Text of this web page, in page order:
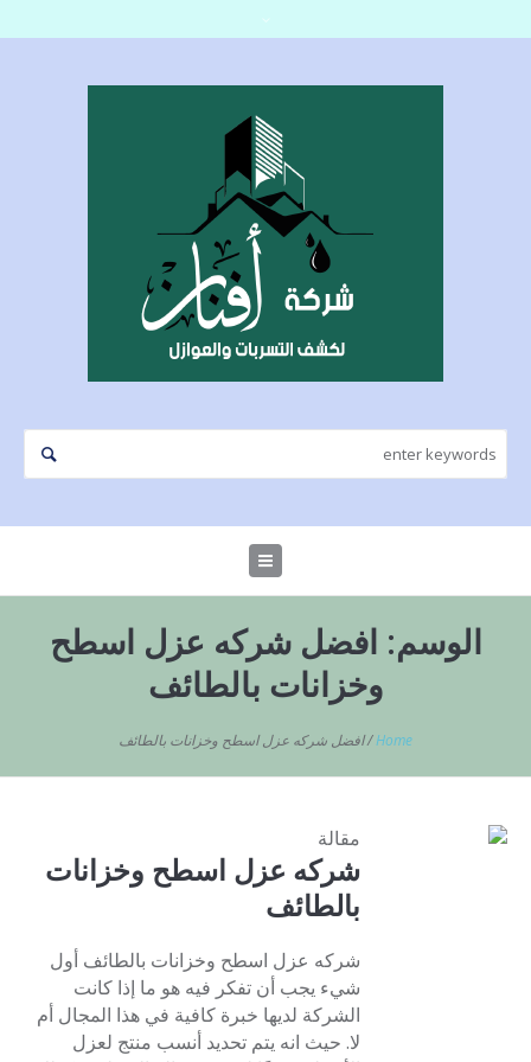
الوسم: افضل شركه عزل اسطح
وخزانات بالطائف
Home
/افضل شركه عزل اسطح وخزانات بالطائف
مقالة
شركه عزل اسطح وخزانات
بالطائف
شركه عزل اسطح وخزانات بالطائف أول
شيء يجب أن تفكر فيه هو ما إذا كانت
الشركة لديها خبرة كافية في هذا المجال أم
لا. حيث انه يتم تحديد أنسب منتج لعزل